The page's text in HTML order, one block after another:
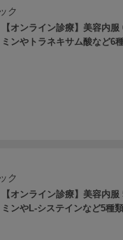
ク
【オンライン診療】美容内
ミンやトラネキサム酸など6
ク
【オンライン診療】美容内
ミンやL-システインなど5種